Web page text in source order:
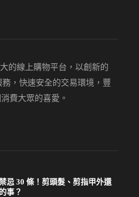
的線上購物平台，以創新的
，快速安全的交易環境，豐
費大眾的喜愛。
忌 30 條！剪頭髮、剪指甲外還
事？